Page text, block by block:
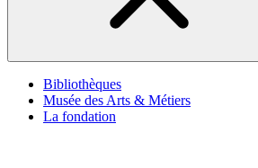
Bibliothèques
Musée des Arts & Métiers
La fondation